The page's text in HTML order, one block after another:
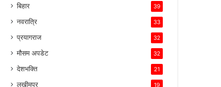
बिहार 39
नवरात्रि 33
प्रयागराज 32
मौसम अपडेट 32
देशभक्ति 21
लखीमपुर 19